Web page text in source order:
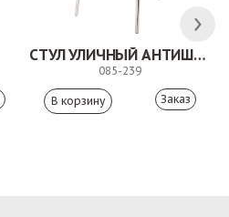
СТУЛ УЛИЧНЫЙ АНТИШОН
085-239
Заказ